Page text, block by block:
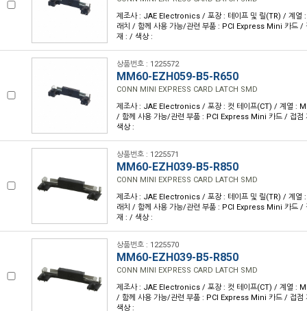
제조사 : JAE Electronics / 포장 : 테이프 및 릴(TR) / 계열
래치 / 함께 사용 가능/관련 부품 : PCI Express Mini 카드 /
재 : / 색상 :
상품번호 : 1225572
MM60-EZH059-B5-R650
CONN MINI EXPRESS CARD LATCH SMD
제조사 : JAE Electronics / 포장 : 컷 테이프(CT) / 계열 :
/ 함께 사용 가능/관련 부품 : PCI Express Mini 카드 / 접
색상 :
상품번호 : 1225571
MM60-EZH039-B5-R850
CONN MINI EXPRESS CARD LATCH SMD
제조사 : JAE Electronics / 포장 : 테이프 및 릴(TR) / 계열
래치 / 함께 사용 가능/관련 부품 : PCI Express Mini 카드 /
재 : / 색상 :
상품번호 : 1225570
MM60-EZH039-B5-R850
CONN MINI EXPRESS CARD LATCH SMD
제조사 : JAE Electronics / 포장 : 컷 테이프(CT) / 계열 :
/ 함께 사용 가능/관련 부품 : PCI Express Mini 카드 / 접
색상 :